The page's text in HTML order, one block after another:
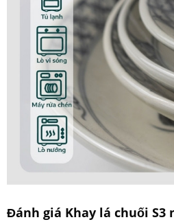
hợp độc đáo giữa kiểu dáng lá
đen, tạo cảm giác gần gũi,
người tiêu dùng Việt.
Đánh giá Khay lá chuối S3